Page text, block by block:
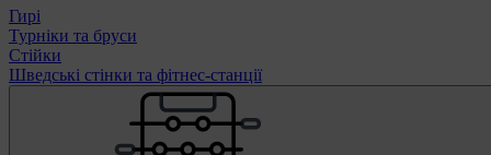
Гирі
Турніки та бруси
Стійки
Шведські стінки та фітнес-станції